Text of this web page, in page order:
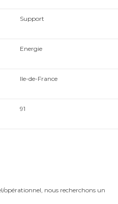
Support
Energie
Ile-de-France
91
opérationnel, nous recherchons un